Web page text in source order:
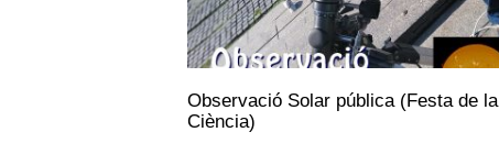
Observació Solar pública (Festa de la
Ciència)